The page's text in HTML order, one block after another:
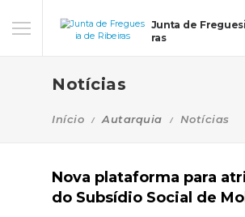
Junta de
ras
Notícias
Início Autarquia Notícias
Nova plataforma para
do Subsídio Social de